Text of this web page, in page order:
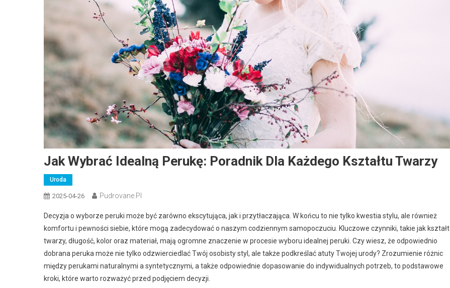
Jak Wybrać Idealną Perukę: Poradnik Dla Każdego Kształtu Twarzy
Uroda
2025-04-26 Pudrovane.pl
Decyzja o wyborze peruki może być zarówno ekscytująca, jak i przytłaczająca. W końcu to nie tylko kwestia stylu, ale również
komfortu i pewności siebie, które mogą zadecydować o naszym codziennym samopoczuciu. Kluczowe czynniki, takie jak kształt
twarzy, długość, kolor oraz materiał, mają ogromne znaczenie w procesie wyboru idealnej peruki. Czy wiesz, że odpowiednio
dobrana peruka może nie tylko odzwierciedlać Twój osobisty styl, ale także podkreślać atuty Twojej urody? Zrozumienie różnic
między perukami naturalnymi a syntetycznymi, a także odpowiednie dopasowanie do indywidualnych potrzeb, to podstawowe
kroki, które warto rozważyć przed podjęciem decyzji.